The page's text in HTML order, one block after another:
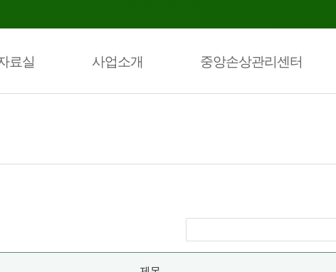
료실 사업소개 중앙손상관리센터